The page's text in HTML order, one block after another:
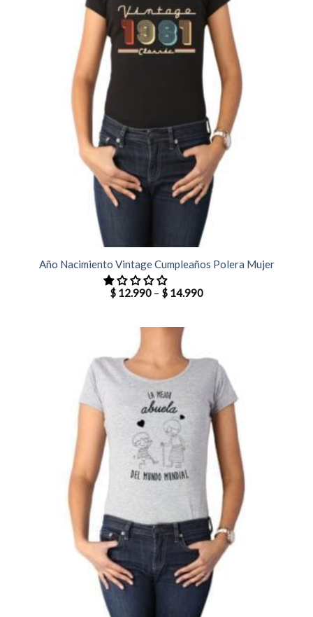
Año Nacimiento Vintage Cumpleaños Polera Mujer
$ 12.990 – $ 14.990